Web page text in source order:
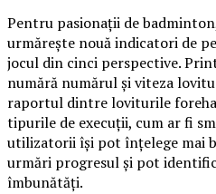
Pentru pasionații de
urmărește nouă indicatori de
jocul din cinci perspective.
numără numărul și viteza
raportul dintre loviturile
tipurile de execuții, cum ar fi
utilizatorii își pot înțelege mai
urmări progresul și pot
îmbunătăți.